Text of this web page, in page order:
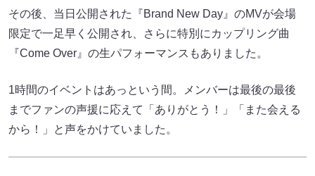
その後、当日公開された『Brand New Day』のMVが会場
限定で一足早く公開され、さらに特別にカップリング曲
『Come Over』の生パフォーマンスもありました。
1時間のイベントはあっという間。メンバーは最後の最後
までファンの声援に応えて「ありがとう！」「また会える
から！」と声をかけていました。